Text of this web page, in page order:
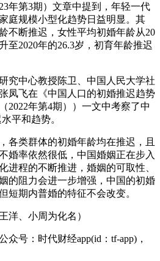
年第3期）文章中提到，年轻一代
庭规模小型化趋势日益明显。其
不断推迟，女性平均初婚年龄从20
至2020年的26.3岁，初育年龄推迟
究中心教授陈卫、中国人民大学社
凤飞在《中国人口的初婚推迟趋势
2022年第4期））一文中考察了中
平和趋势。
各类群体的初婚年龄均在推迟，且
婚率依然很低，中国婚姻正在步入
进程的不断推进，婚姻的可取性、
的阻力会进一步增强，中国的初婚
短期内普婚的特征不会改变。
洋、小周为化名）
号：时代财经app(id：tf-app)，